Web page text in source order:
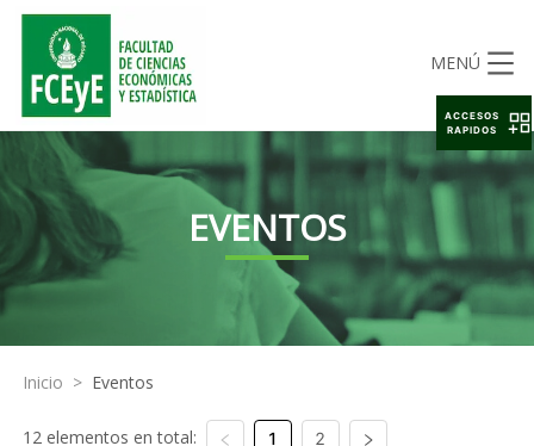
MENÚ
EVENTOS
Inicio > Eventos
12 elementos en total: 1 2
ACCESOS
RAPIDOS